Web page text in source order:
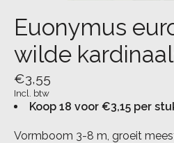
Euonymus
wilde
€3,55
Incl. btw
Koop 18 voor €3,15 per
Vormboom 3-8 m, groeit